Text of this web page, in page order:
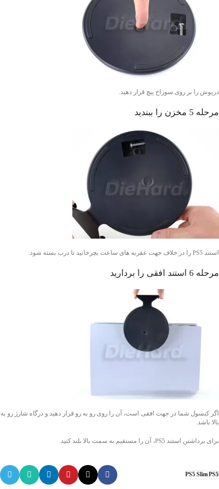
درپوش را بر روی سوراخ پیچ قرار دهید.
مرحله 5 مخزن را ببندید
استند PS5 را در خلاف جهت عقربه های ساعت بچرخانید تا درب بسته شود.
مرحله 6 استند افقی را بردارید
اگر کنسول شما در جهت افقی است، آن را روی رو به رو قرار دهید و درگاه شارژ رو به
بالا باشد.
برای برداشتن استند PS5، آن را مستقیم به سمت بالا بلند کنید.
PS5
PS5 Slim